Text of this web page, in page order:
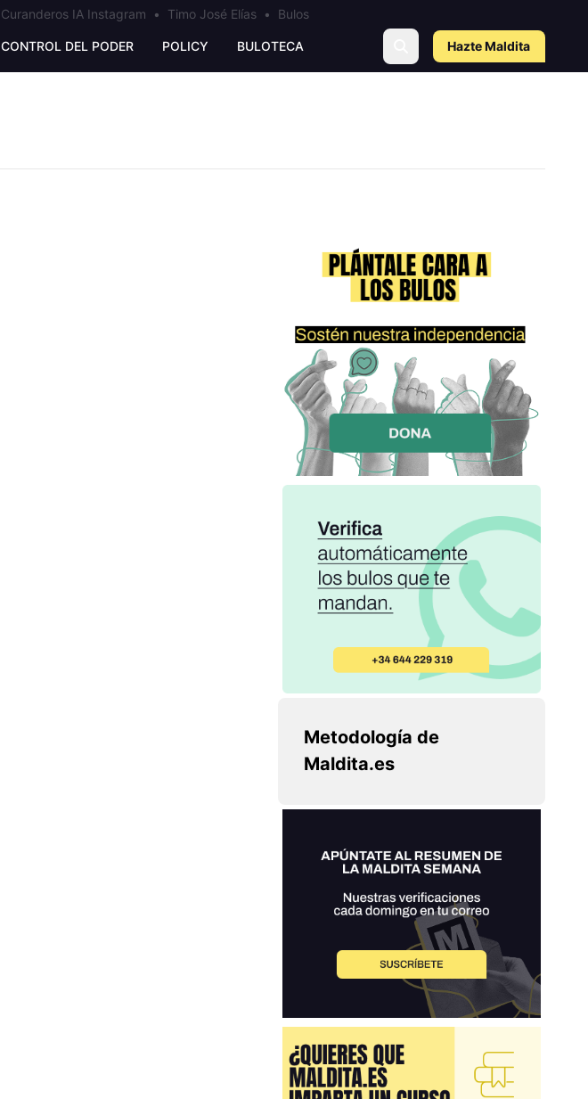
Curanderos IA Instagram • Timo José Elías • Bulos
CONTROL DEL PODER POLICY BULOTECA Hazte Maldita
Metodología de
Maldita.es